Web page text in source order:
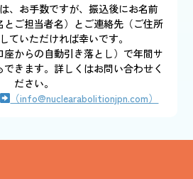
、お手数ですが、振込後にお名前
とご担当者名）とご連絡先（ご住所
ていただければ幸いです。
からの自動引き落とし）で年間サ
きます。詳しくはお問い合わせく
ださい。
（info@nuclearabolitionjpn.com）